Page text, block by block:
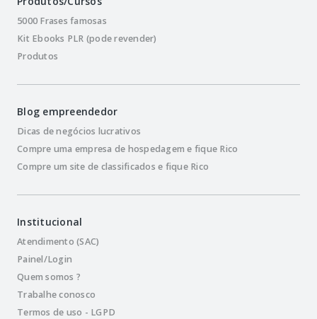
5000 Frases famosas
Kit Ebooks PLR (pode revender)
Produtos
Blog empreendedor
Dicas de negócios lucrativos
Compre uma empresa de hospedagem e fique Rico
Compre um site de classificados e fique Rico
Institucional
Atendimento (SAC)
Painel/Login
Quem somos ?
Trabalhe conosco
Termos de uso - LGPD